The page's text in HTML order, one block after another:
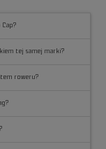
tej samej marki?
roweru?